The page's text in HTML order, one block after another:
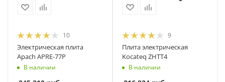
10
Электрическая плита
Apach APRE-77P
В наличии
9
Плита электрическая
Kocateq ZHTT4
В наличии